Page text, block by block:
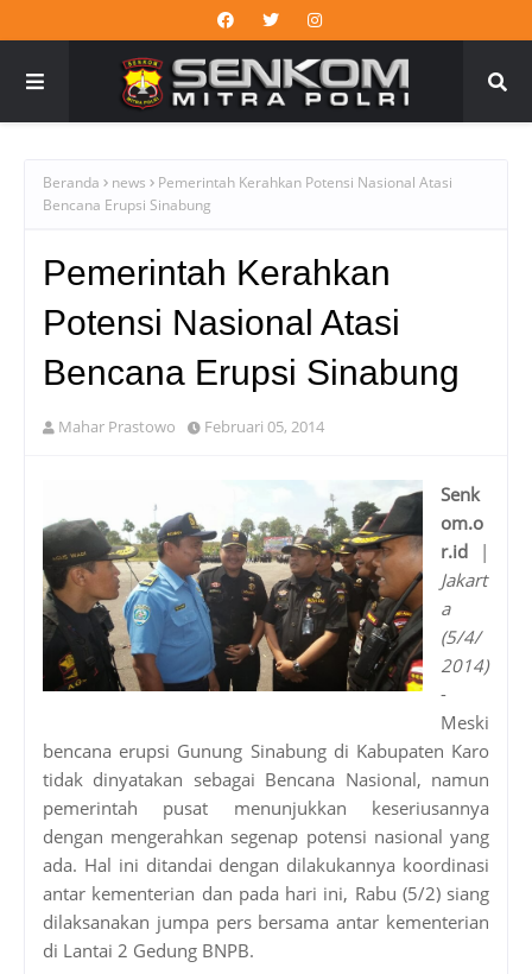
Beranda news
Pemerintah Kerahkan Potensi Nasional Atasi
Bencana Erupsi Sinabung
Pemerintah Kerahkan
Potensi Nasional Atasi
Bencana Erupsi Sinabung
Mahar Prastowo Februari 05, 2014
Senk
om.o
r.id |
Jakart
a
(5/4/
2014)
-
Meski
bencana erupsi Gunung Sinabung di Kabupaten Karo
tidak dinyatakan sebagai Bencana Nasional, namun
pemerintah pusat menunjukkan keseriusannya
dengan mengerahkan segenap potensi nasional yang
ada. Hal ini ditandai dengan dilakukannya koordinasi
antar kementerian dan pada hari ini, Rabu (5/2) siang
dilaksanakan jumpa pers bersama antar kementerian
di Lantai 2 Gedung BNPB.